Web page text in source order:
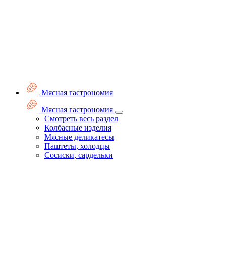
Мясная гастрономия
Мясная гастрономия
Смотреть весь раздел
Колбасные изделия
Мясные деликатесы
Паштеты, холодцы
Сосиски, сардельки